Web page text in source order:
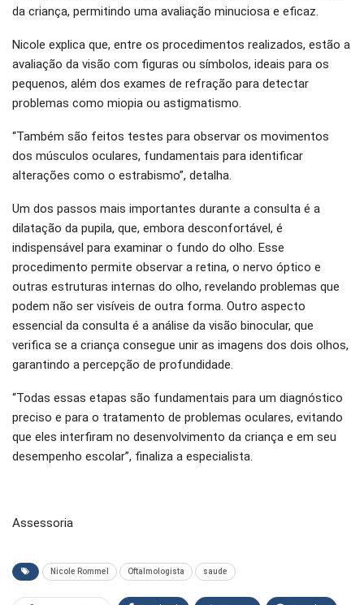
da criança, permitindo uma avaliação minuciosa e eficaz.
Nicole explica que, entre os procedimentos realizados, estão a
avaliação da visão com figuras ou símbolos, ideais para os
pequenos, além dos exames de refração para detectar
problemas como miopia ou astigmatismo.
“Também são feitos testes para observar os movimentos
dos músculos oculares, fundamentais para identificar
alterações como o estrabismo”, detalha.
Um dos passos mais importantes durante a consulta é a
dilatação da pupila, que, embora desconfortável, é
indispensável para examinar o fundo do olho. Esse
procedimento permite observar a retina, o nervo óptico e
outras estruturas internas do olho, revelando problemas que
podem não ser visíveis de outra forma. Outro aspecto
essencial da consulta é a análise da visão binocular, que
verifica se a criança consegue unir as imagens dos dois olhos,
garantindo a percepção de profundidade.
“Todas essas etapas são fundamentais para um diagnóstico
preciso e para o tratamento de problemas oculares, evitando
que eles interfiram no desenvolvimento da criança e em seu
desempenho escolar”, finaliza a especialista.
Assessoria
Nicole Rommel Oftalmologista saude